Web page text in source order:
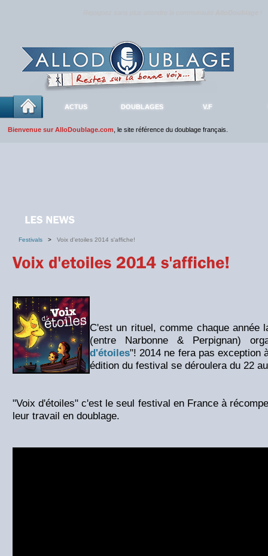
ACTUS DOUBLAGES V.F
Bienvenue sur AlloDoublage.com , le site référence du doublage français.
Festivals > Voix d'etoiles 2014 s'affiche!
C'est un rituel, comme chaque année
(entre Narbonne & Perpignan)
d'étoiles"! 2014 ne fera pas exception
édition du festival se déroulera du 22
"Voix d'étoiles" c'est le seul festival en France à
leur travail en doublage.